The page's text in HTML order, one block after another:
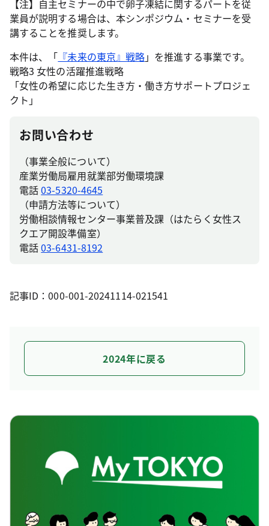
【注】自主セミナーの中で卵子凍結に関するパートを従
業員が説明する場合は、本シンポジウム・セミナーを受
講することを推奨します。
本件は、「 『未来の東京』戦略」を推進する事業です。
戦略3 女性の活躍推進戦略
「女性の希望に応じた生き方・働き方サポートプロジェ
クト」
お問い合わせ
（事業全般について）
産業労働局雇用就業部労働環境課
電話03-5320-4645
（申請方法等について）
労働相談情報センター事業普及課（はたらく女性ス
クエア開設準備室）
電話03-6431-8192
記事ID：000-001-20241114-021541
2024年に戻る